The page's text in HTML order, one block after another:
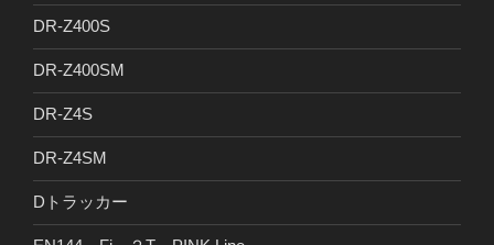
DR-Z400S
DR-Z400SM
DR-Z4S
DR-Z4SM
Dトラッカー